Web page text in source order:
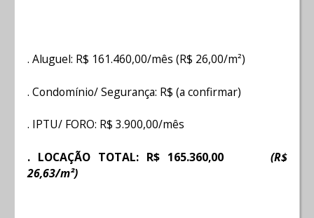
. Aluguel: R$ 161.460,00/mês (R$ 26,00/m²)
. Condomínio/ Segurança: R$ (a confirmar)
. IPTU/ FORO: R$ 3.900,00/mês
. LOCAÇÃO TOTAL: R$ 165.360,00 (R$
26,63/m²)